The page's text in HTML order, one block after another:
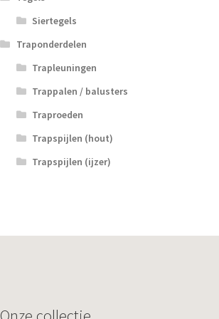
Siertegels
Traponderdelen
Trapleuningen
Trappalen / balusters
Traproeden
Trapspijlen (hout)
Trapspijlen (ijzer)